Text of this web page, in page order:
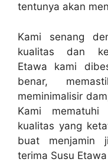
tentunya akan
Kami senang
kualitas dan
Etawa kami
benar,
meminimalisir
Kami mematuhi
kualitas yang
buat menjamin
terima Susu